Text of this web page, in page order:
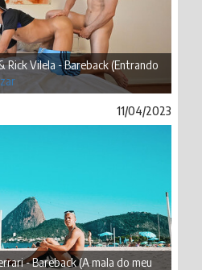
Rick Vilela - Bareback (Entrando
11/04/2023
- Bareback (A mala do meu